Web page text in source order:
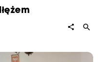
share search